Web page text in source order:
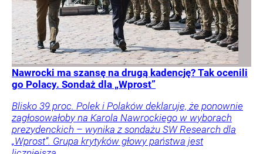
Nawrocki ma szansę na drugą kadencję? Tak ocenili
go Polacy. Sondaż dla „Wprost”
Blisko 39 proc. Polek i Polaków deklaruje, że ponownie
zagłosowałoby na Karola Nawrockiego w wyborach
prezydenckich – wynika z sondażu SW Research dla
„Wprost”. Grupa krytyków głowy państwa jest